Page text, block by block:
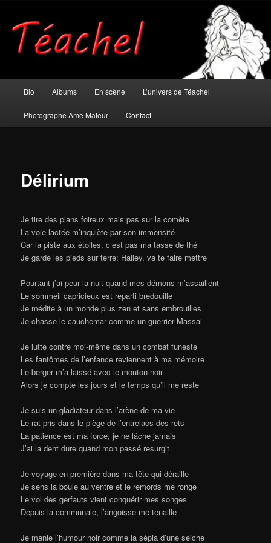
contenu
principalTéachel
principal
Bio Albums En scène L’univers de Téachel
Photographe Âme Mateur Contact
Délirium
Je tire des plans foireux mais pas sur la comète
La voie lactée m’inquiète par son immensité
Car la piste aux étoiles, c’est pas ma tasse de thé
Je garde les pieds sur terre; Halley, va te faire mettre
Pourtant j’ai peur la nuit quand mes démons m’assaillent
Le sommeil capricieux est reparti bredouille
Je médite à un monde plus zen et sans embrouilles
Je chasse le cauchemar comme un guerrier Massai
Je lutte contre moi-même dans un combat funeste
Les fantômes de l’enfance reviennent à ma mémoire
Le berger m’a laissé avec le mouton noir
Alors je compte les jours et le temps qu’il me reste
Je suis un gladiateur dans l’arène de ma vie
Le rat pris dans le piège de l’entrelacs des rets
La patience est ma force, je ne lâche jamais
J’ai la dent dure quand mon passé resurgit
Je voyage en première dans ma tête qui déraille
Je sens la boule au ventre et le remords me ronge
Le vol des gerfauts vient conquérir mes songes
Depuis la communale, l’angoisse me tenaille
Je manie l’humour noir comme la sépia d’une seiche